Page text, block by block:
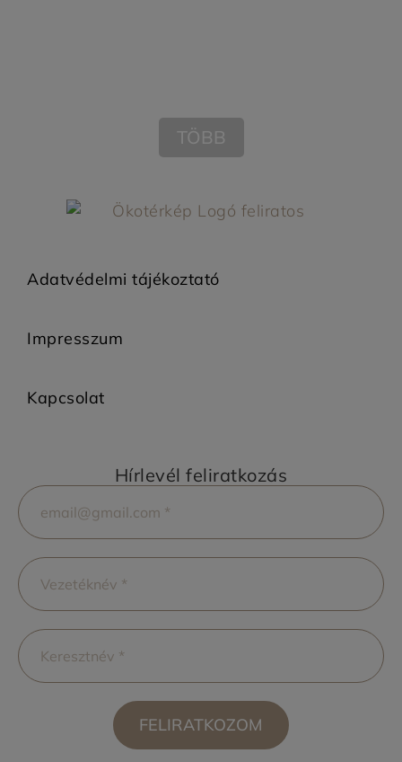
TÖBB
Adatvédelmi tájékoztató
Impresszum
Kapcsolat
Hírlevél feliratkozás
FELIRATKOZOM